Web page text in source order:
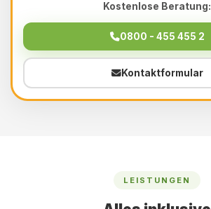
Kostenlose Beratung:
0800 - 455 455 2
Kontaktformular
LEISTUNGEN